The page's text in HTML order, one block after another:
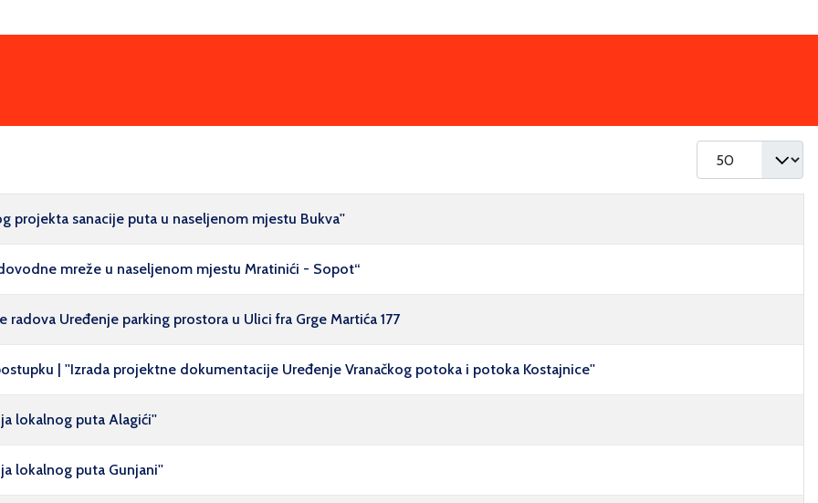
projekta sanacije puta u naseljenom mjestu Bukva''
mreže u naseljenom mjestu Mratinići - Sopot“
Uređenje parking prostora u Ulici fra Grge Martića 177
| ''Izrada projektne dokumentacije Uređenje Vranačkog potoka i potoka Kostajnice''
lokalnog puta Alagići''
lokalnog puta Gunjani''